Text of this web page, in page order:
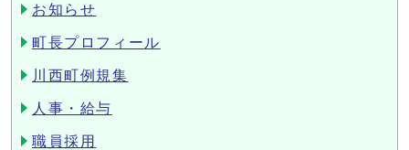
お知らせ
町長プロフィール
川西町例規集
人事・給与
職員採用